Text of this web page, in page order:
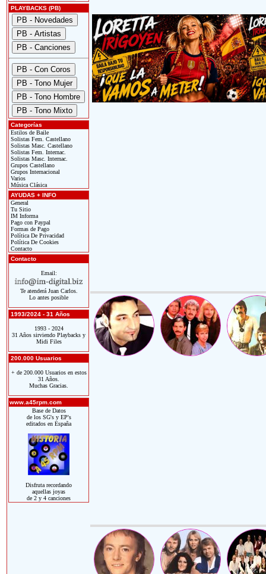
PLAYBACKS (PB)
Categorías
Estilos de Baile
Solistas Fem. Castellano
Solistas Masc. Castellano
Solistas Fem. Internac.
Solistas Masc. Internac.
Grupos Castellano
Grupos Internacional
Varios
Música Clásica
AYUDAS + INFO
General
Tu Sitio
IM Informa
Pago con Paypal
Formas de Pago
Política De Privacidad
Política De Cookies
Contacto
Contacto
Email:
Te atenderá Juan Carlos.
Lo antes posible
1993/2024 - 31 Años
1993 - 2024
31 Años sirviendo Playbacks y
Midi Files
200.000 Usuarios
+ de 200.000 Usuarios en estos
31 Años.
Muchas Gracias.
www.a45rpm.com
Base de Datos
de los SG's y EP's
editados en España
Disfruta recordando
aquellas joyas
de 2 y 4 canciones